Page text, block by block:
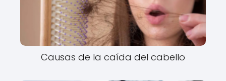
Causas de la caída del cabello